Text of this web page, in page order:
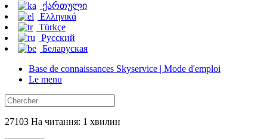
ქართული
Ελληνικά
Türkçe
Русский
Беларуская
Base de connaissances Skyservice | Mode d'emploi
Le menu
27103 На читання: 1 хвилин